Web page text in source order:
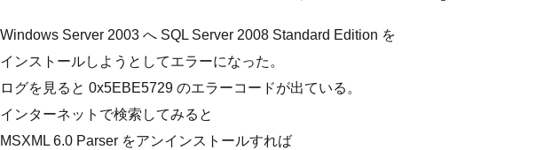
Windows Server 2003 へ SQL Server 2008 Standard Edition を
インストールしようとしてエラーになった。
ログを見ると 0x5EBE5729 のエラーコードが出ている。
インターネットで検索してみると
MSXML 6.0 Parser をアンインストールすれば